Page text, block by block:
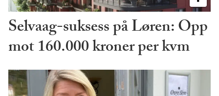
Selvaag-suksess på Løren: Opp
mot 160.000 kroner per kvm